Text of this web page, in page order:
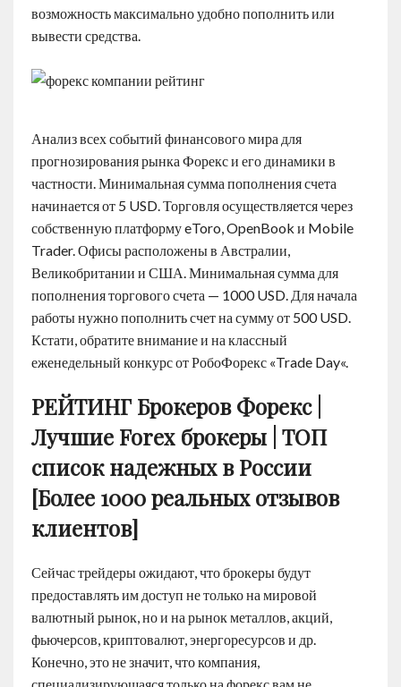
возможность максимально удобно пополнить или
вывести средства.
Анализ всех событий финансового мира для
прогнозирования рынка Форекс и его динамики в
частности. Минимальная сумма пополнения счета
начинается от 5 USD. Торговля осуществляется через
собственную платформу eToro, OpenBook и Mobile
Trader. Офисы расположены в Австралии,
Великобритании и США. Минимальная сумма для
пополнения торгового счета — 1000 USD. Для начала
работы нужно пополнить счет на сумму от 500 USD.
Кстати, обратите внимание и на классный
еженедельный конкурс от РобоФорекс «Trade Day«.
РЕЙТИНГ Брокеров Форекс |
Лучшие Forex брокеры | ТОП
список надежных в России
[Более 1000 реальных отзывов
клиентов]
Сейчас трейдеры ожидают, что брокеры будут
предоставлять им доступ не только на мировой
валютный рынок, но и на рынок металлов, акций,
фьючерсов, криптовалют, энергоресурсов и др.
Конечно, это не значит, что компания,